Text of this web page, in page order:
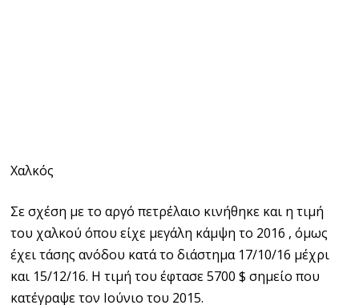
Χαλκός
Σε σχέση με το αργό πετρέλαιο κινήθηκε και η τιμή
του χαλκού όπου είχε μεγάλη κάμψη το 2016 , όμως
έχει τάσης ανόδου κατά το διάστημα 17/10/16 μέχρι
και 15/12/16. Η τιμή του έφτασε 5700 $ σημείο που
κατέγραψε τον Ιούνιο του 2015.